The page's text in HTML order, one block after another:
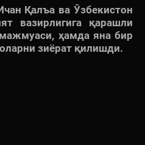
Қалъа ва Ўзбекистон
вазирлигига қарашли
ҳамда яна бир
зиёрат қилишди.